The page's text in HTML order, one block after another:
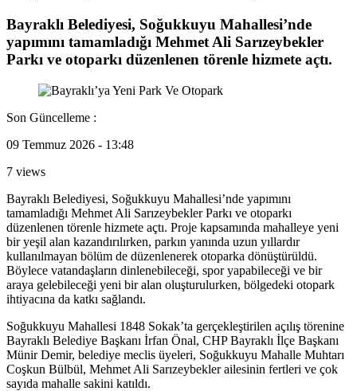
Bayraklı Belediyesi, Soğukkuyu Mahallesi’nde
yapımını tamamladığı Mehmet Ali Sarızeybekler
Parkı ve otoparkı düzenlenen törenle hizmete açtı.
Son Güncelleme :
09 Temmuz 2026 - 13:48
7 views
Bayraklı Belediyesi, Soğukkuyu Mahallesi’nde yapımını
tamamladığı Mehmet Ali Sarızeybekler Parkı ve otoparkı
düzenlenen törenle hizmete açtı. Proje kapsamında mahalleye yeni
bir yeşil alan kazandırılırken, parkın yanında uzun yıllardır
kullanılmayan bölüm de düzenlenerek otoparka dönüştürüldü.
Böylece vatandaşların dinlenebileceği, spor yapabileceği ve bir
araya gelebileceği yeni bir alan oluşturulurken, bölgedeki otopark
ihtiyacına da katkı sağlandı.
Soğukkuyu Mahallesi 1848 Sokak’ta gerçekleştirilen açılış törenine
Bayraklı Belediye Başkanı İrfan Önal, CHP Bayraklı İlçe Başkanı
Münir Demir, belediye meclis üyeleri, Soğukkuyu Mahalle Muhtarı
Coşkun Bülbül, Mehmet Ali Sarızeybekler ailesinin fertleri ve çok
sayıda mahalle sakini katıldı.